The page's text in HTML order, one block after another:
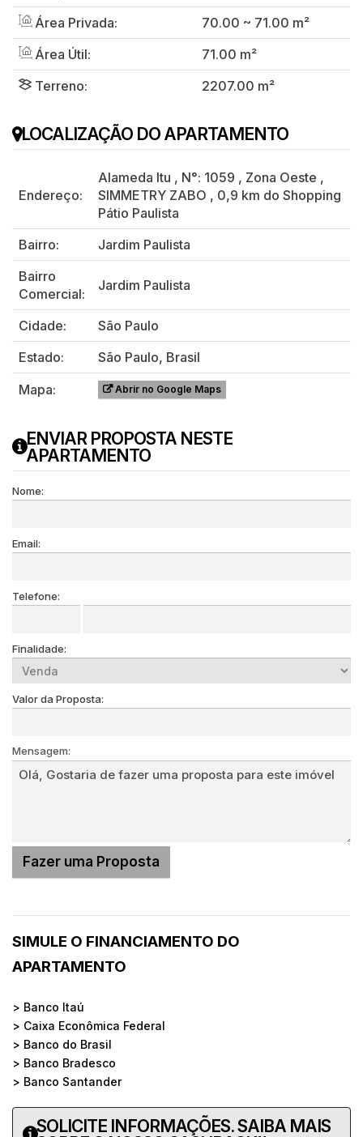
Área Privada:
70.00 ~ 71.00 m²
Área Útil:
71.00 m²
Terreno:
2207.00 m²
LOCALIZAÇÃO DO APARTAMENTO
Endereço:
Alameda Itu , N°: 1059 , Zona Oeste ,
SIMMETRY ZABO , 0,9 km do Shopping
Pátio Paulista
Bairro:
Jardim Paulista
Bairro
Comercial:
Jardim Paulista
Cidade:
São Paulo
Estado:
São Paulo, Brasil
Mapa:
Abrir no Google Maps
ENVIAR PROPOSTA NESTE
APARTAMENTO
Nome:
Email:
Telefone:
Finalidade:
Valor da Proposta:
Mensagem:
SIMULE O FINANCIAMENTO DO
APARTAMENTO
> Banco Itaú
> Caixa Econômica Federal
> Banco do Brasil
> Banco Bradesco
> Banco Santander
SOLICITE INFORMAÇÕES. SAIBA MAIS